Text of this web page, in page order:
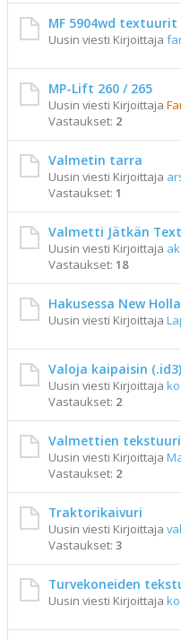
MF 5904wd textuurit
Uusin viesti Kirjoittaja
MP-Lift 260 / 265
Uusin viesti Kirjoittaja
Vastaukset: 2
Valmetin tarra
Uusin viesti Kirjoittaja
Vastaukset: 1
Valmetti Jätkän
Uusin viesti Kirjoittaja
Vastaukset: 18
Hakusessa New
Uusin viesti Kirjoittaja
Valoja kaipaisin
Uusin viesti Kirjoittaja
Vastaukset: 2
Valmettien
Uusin viesti Kirjoittaja
Vastaukset: 2
Traktorikaivuri
Uusin viesti Kirjoittaja
Vastaukset: 3
Turvekoneiden
Uusin viesti Kirjoittaja